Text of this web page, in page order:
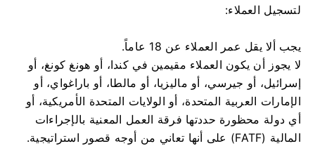
لتسجيل العملاء:
يجب ألا يقل عمر العملاء عن 18 عاماً.
لا يجوز أن يكون العملاء مقيمين في كندا، أو هونغ كونغ، أو
إسرائيل، أو جيرسي، أو ماليزيا، أو مالطا، أو باراغواي، أو
الإمارات العربية المتحدة، أو الولايات المتحدة الأمريكية، أو
أي دولة محظورة حددتها فرقة العمل المعنية بالإجراءات
المالية (FATF) على أنها تعاني من أوجه قصور استراتيجية.